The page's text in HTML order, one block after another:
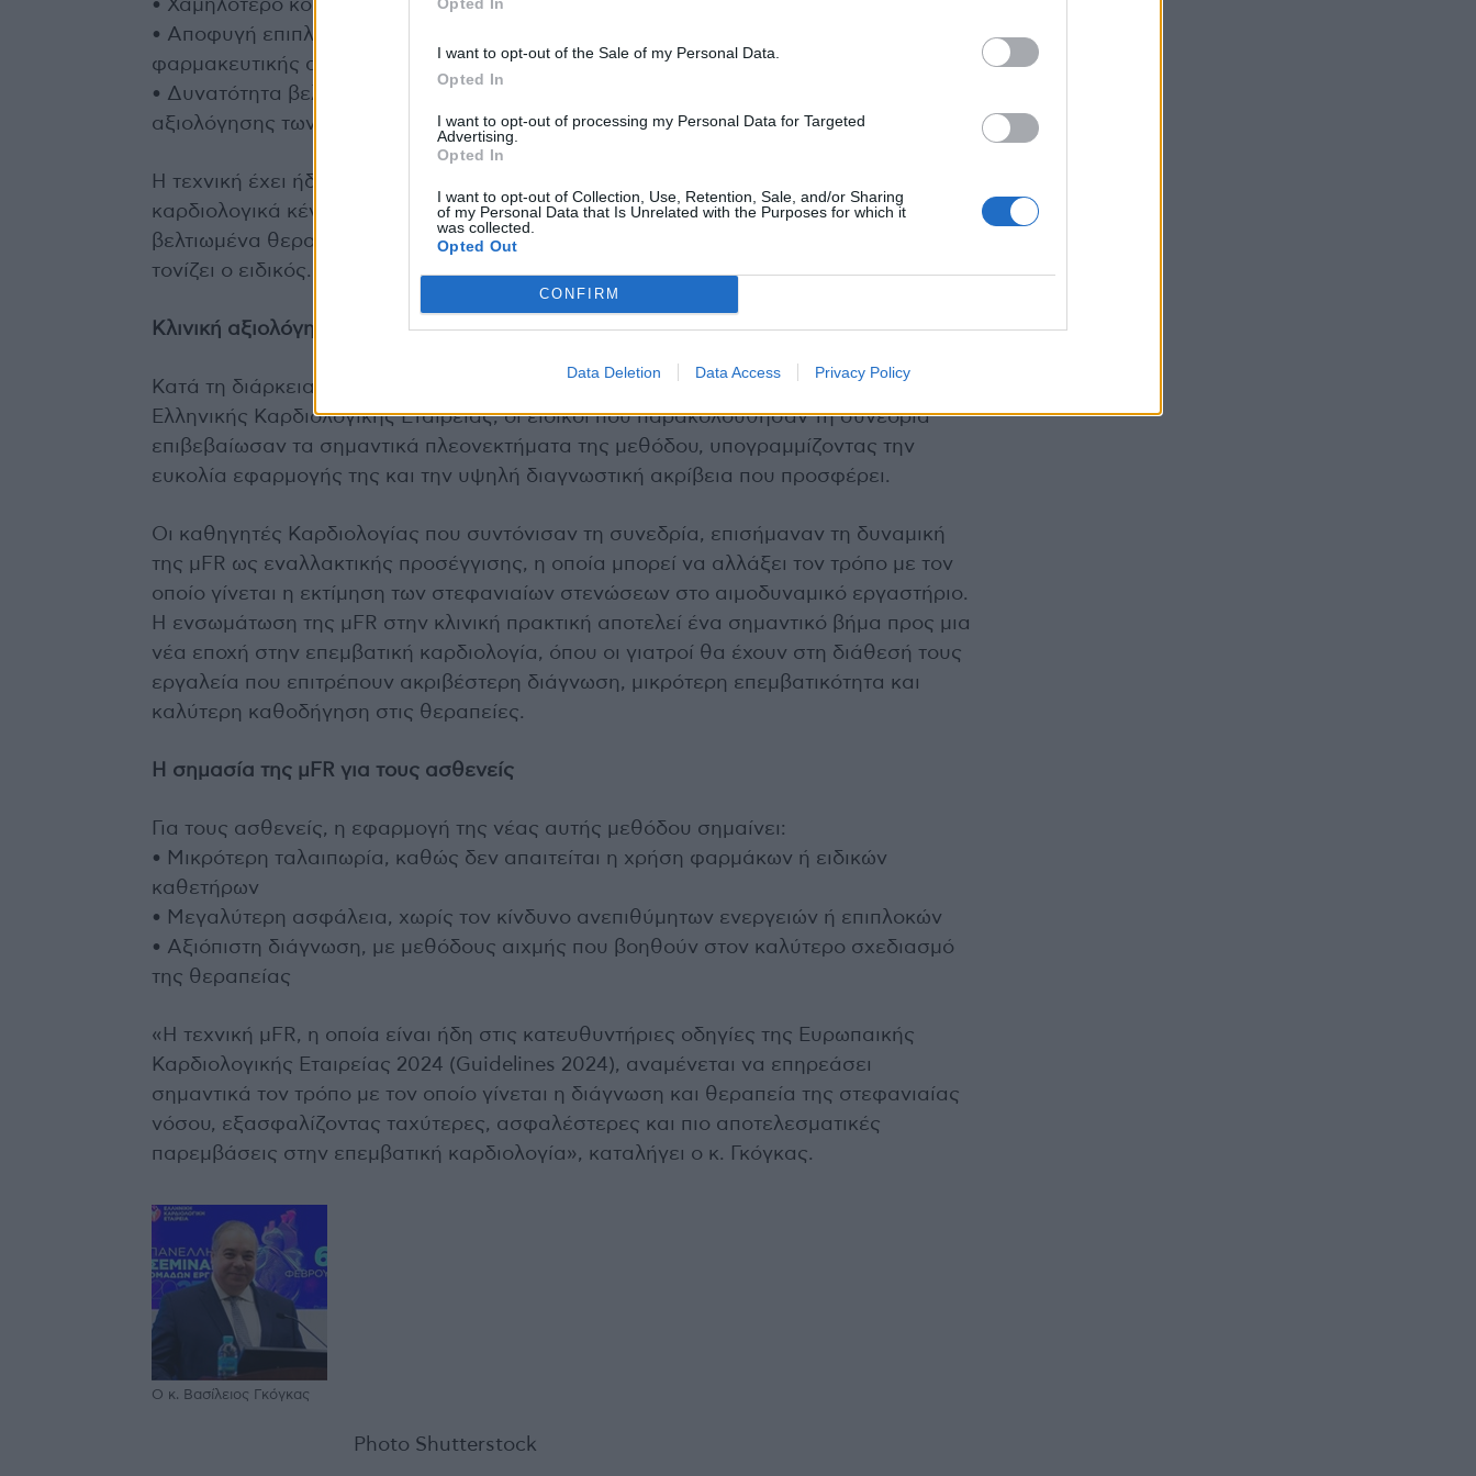
I want to opt-out of the Sale of my Personal Data.
Opted In
I want to opt-out of processing my Personal Data for Targeted
Advertising.
Opted In
I want to opt-out of Collection, Use, Retention, Sale, and/or Sharing
of my Personal Data that Is Unrelated with the Purposes for which it
was collected.
Opted Out
CONFIRM
Data Deletion Data Access Privacy Policy
• Χαμηλότερο κόστος σε σχέση με την κλασική εφεδρεία ροής
• Αποφυγή επιπλοκών που σχετίζονται με τη χρήση οδηγού σύρματος ή
φαρμακευτικής αγγειοδιαστολής
• Δυνατότητα βελτιστοποίησης της επέμβασης μετά την αγγειοπλαστική, μέσω της
αξιολόγησης των παραμέτρων QCA (Quantitative Coronary Angiography)
Η τεχνική έχει ήδη ενσωματωθεί στην καθημερινή κλινική πρακτική σε εξειδικευμένα
καρδιολογικά κέντρα, προσφέροντας μεγαλύτερη ακρίβεια στην διάγνωση και
βελτιωμένα θεραπευτικά αποτελέσματα για τους ασθενείς με στεφανιαία νόσο»,
τονίζει ο ειδικός.
Κλινική αξιολόγηση και αντίδραση της ιατρικής κοινότητας
Κατά τη διάρκεια της παρουσίασης της τεχνικής μFR στις Ομάδες Εργασίας της
Ελληνικής Καρδιολογικής Εταιρείας, οι ειδικοί που παρακολούθησαν τη συνεδρία
επιβεβαίωσαν τα σημαντικά πλεονεκτήματα της μεθόδου, υπογραμμίζοντας την
ευκολία εφαρμογής της και την υψηλή διαγνωστική ακρίβεια που προσφέρει.
Οι καθηγητές Καρδιολογίας που συντόνισαν τη συνεδρία, επισήμαναν τη δυναμική
της μFR ως εναλλακτικής προσέγγισης, η οποία μπορεί να αλλάξει τον τρόπο με τον
οποίο γίνεται η εκτίμηση των στεφανιαίων στενώσεων στο αιμοδυναμικό εργαστήριο.
Η ενσωμάτωση της μFR στην κλινική πρακτική αποτελεί ένα σημαντικό βήμα προς μια
νέα εποχή στην επεμβατική καρδιολογία, όπου οι γιατροί θα έχουν στη διάθεσή τους
εργαλεία που επιτρέπουν ακριβέστερη διάγνωση, μικρότερη επεμβατικότητα και
καλύτερη καθοδήγηση στις θεραπείες.
Η σημασία της μFR για τους ασθενείς
Για τους ασθενείς, η εφαρμογή της νέας αυτής μεθόδου σημαίνει:
• Μικρότερη ταλαιπωρία, καθώς δεν απαιτείται η χρήση φαρμάκων ή ειδικών
καθετήρων
• Μεγαλύτερη ασφάλεια, χωρίς τον κίνδυνο ανεπιθύμητων ενεργειών ή επιπλοκών
• Αξιόπιστη διάγνωση, με μεθόδους αιχμής που βοηθούν στον καλύτερο σχεδιασμό
της θεραπείας
«Η τεχνική μFR, η οποία είναι ήδη στις κατευθυντήριες οδηγίες της Ευρωπαικής
Καρδιολογικής Εταιρείας 2024 (Guidelines 2024), αναμένεται να επηρεάσει
σημαντικά τον τρόπο με τον οποίο γίνεται η διάγνωση και θεραπεία της στεφανιαίας
νόσου, εξασφαλίζοντας ταχύτερες, ασφαλέστερες και πιο αποτελεσματικές
παρεμβάσεις στην επεμβατική καρδιολογία», καταλήγει ο κ. Γκόγκας.
Ο κ. Βασίλειος Γκόγκας
Photo Shutterstock